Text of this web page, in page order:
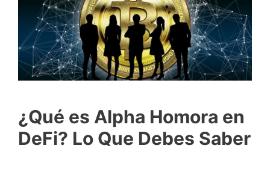
¿Qué es Alpha Homora en
DeFi? Lo Que Debes Saber